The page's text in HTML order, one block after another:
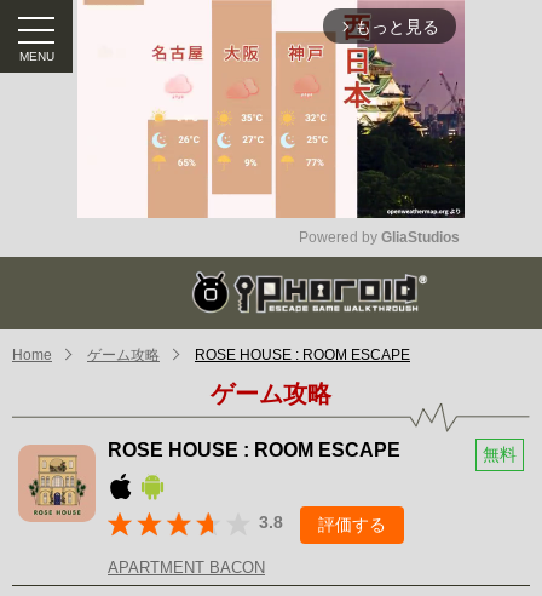
arrow_forward_ios もっと見る
Mute
Powered by GliaStudios
Home ゲーム攻略 ROSE HOUSE : ROOM ESCAPE
ゲーム攻略
ROSE HOUSE : ROOM ESCAPE 無料
3.8 評価する
APARTMENT BACON